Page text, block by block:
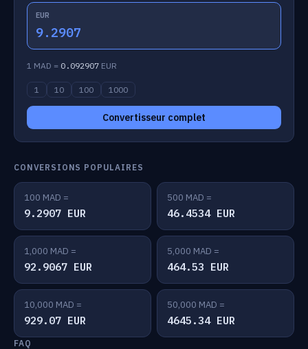
EUR
9.2907
1 MAD = 0.092907 EUR
1 10 100 1000
Convertisseur complet
CONVERSIONS POPULAIRES
100 MAD =
9.2907 EUR
500 MAD =
46.4534 EUR
1,000 MAD =
92.9067 EUR
5,000 MAD =
464.53 EUR
10,000 MAD =
929.07 EUR
50,000 MAD =
4645.34 EUR
FAQ